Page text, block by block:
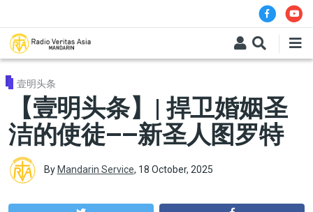
壹明头条
【壹明头条】| 捍卫婚姻圣
洁的使徒——新圣人图罗特
By Mandarin Service, 18 October, 2025